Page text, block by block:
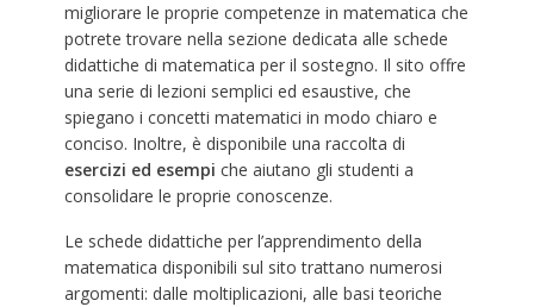
migliorare le proprie competenze in matematica che
potrete trovare nella sezione dedicata alle schede
didattiche di matematica per il sostegno. Il sito offre
una serie di lezioni semplici ed esaustive, che
spiegano i concetti matematici in modo chiaro e
conciso. Inoltre, è disponibile una raccolta di
esercizi ed esempi che aiutano gli studenti a
consolidare le proprie conoscenze.
Le schede didattiche per l’apprendimento della
matematica disponibili sul sito trattano numerosi
argomenti: dalle moltiplicazioni, alle basi teoriche